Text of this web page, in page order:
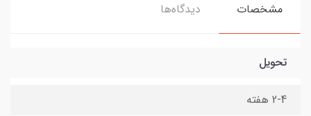
مشخصات دیدگاه‌ها
تحویل
2-4 هفته